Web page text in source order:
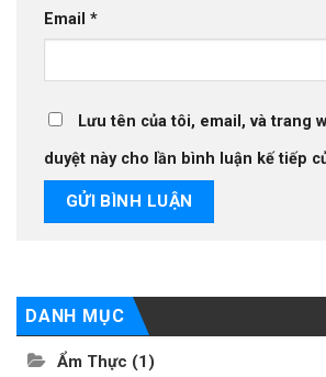
Email *
Lưu tên của tôi, email, và trang
duyệt này cho lần bình luận kế tiếp
DANH MỤC
Ẩm Thực (1)